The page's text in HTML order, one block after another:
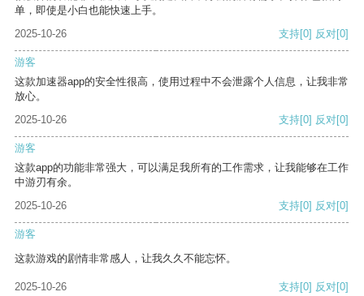
单，即使是小白也能快速上手。
2025-10-26
支持[0] 反对[0]
游客
这款加速器app的安全性很高，使用过程中不会泄露个人信息，让我非常
放心。
2025-10-26
支持[0] 反对[0]
游客
这款app的功能非常强大，可以满足我所有的工作需求，让我能够在工作
中游刃有余。
2025-10-26
支持[0] 反对[0]
游客
这款游戏的剧情非常感人，让我久久不能忘怀。
2025-10-26 支持[0] 反对[0]